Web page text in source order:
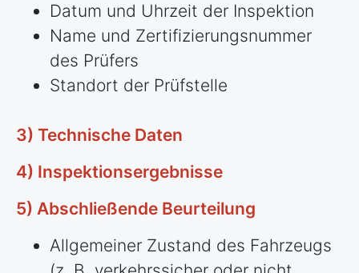
Datum und Uhrzeit der Inspektion
Name und Zertifizierungsnummer
des Prüfers
Standort der Prüfstelle
3) Technische Daten
4) Inspektionsergebnisse
5) Abschließende Beurteilung
Allgemeiner Zustand des Fahrzeugs